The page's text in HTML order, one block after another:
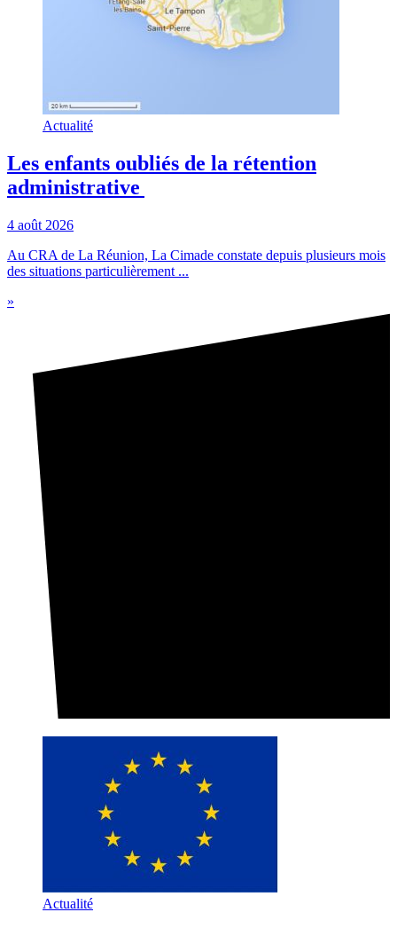
Actualité
Les enfants oubliés de la rétention
administrative
4 août 2026
Au CRA de La Réunion, La Cimade constate depuis plusieurs mois
des situations particulièrement ...
»
Actualité